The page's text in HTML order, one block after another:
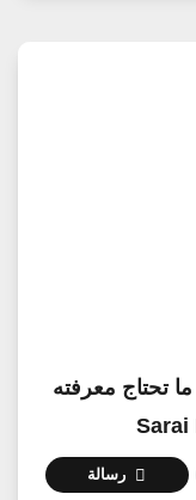
تحتاج معرفته
رسالة